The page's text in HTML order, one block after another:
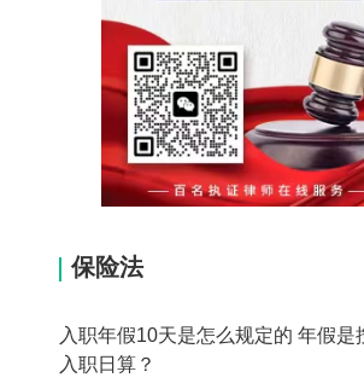
保险法
入职年假10天是怎么规定的 年假是
入职日算？